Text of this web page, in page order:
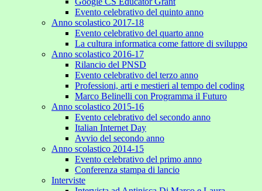
Evento celebrativo del quinto anno
Anno scolastico 2017-18
Evento celebrativo del quarto anno
La cultura informatica come fattore di sviluppo
Anno scolastico 2016-17
Rilancio del PNSD
Evento celebrativo del terzo anno
Professioni, arti e mestieri al tempo del coding
Marco Belinelli con Programma il Futuro
Anno scolastico 2015-16
Evento celebrativo del secondo anno
Italian Internet Day
Avvio del secondo anno
Anno scolastico 2014-15
Evento celebrativo del primo anno
Conferenza stampa di lancio
Interviste